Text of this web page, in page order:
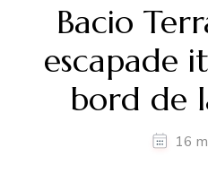
Bacio
escapade
bord de
16